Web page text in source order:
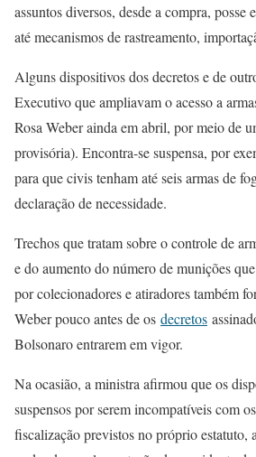
assuntos diversos, desde a compra, posse
até mecanismos de rastreamento,
Alguns dispositivos dos decretos e de
Executivo que ampliavam o acesso a
Rosa Weber ainda em abril, por meio de
provisória). Encontra-se suspensa, por
para que civis tenham até seis armas de
declaração de necessidade.
Trechos que tratam sobre o controle de
e do aumento do número de munições
por colecionadores e atiradores também
Weber pouco antes de os decretos
Bolsonaro entrarem em vigor.
Na ocasião, a ministra afirmou que os
suspensos por serem incompatíveis com
fiscalização previstos no próprio estatuto,